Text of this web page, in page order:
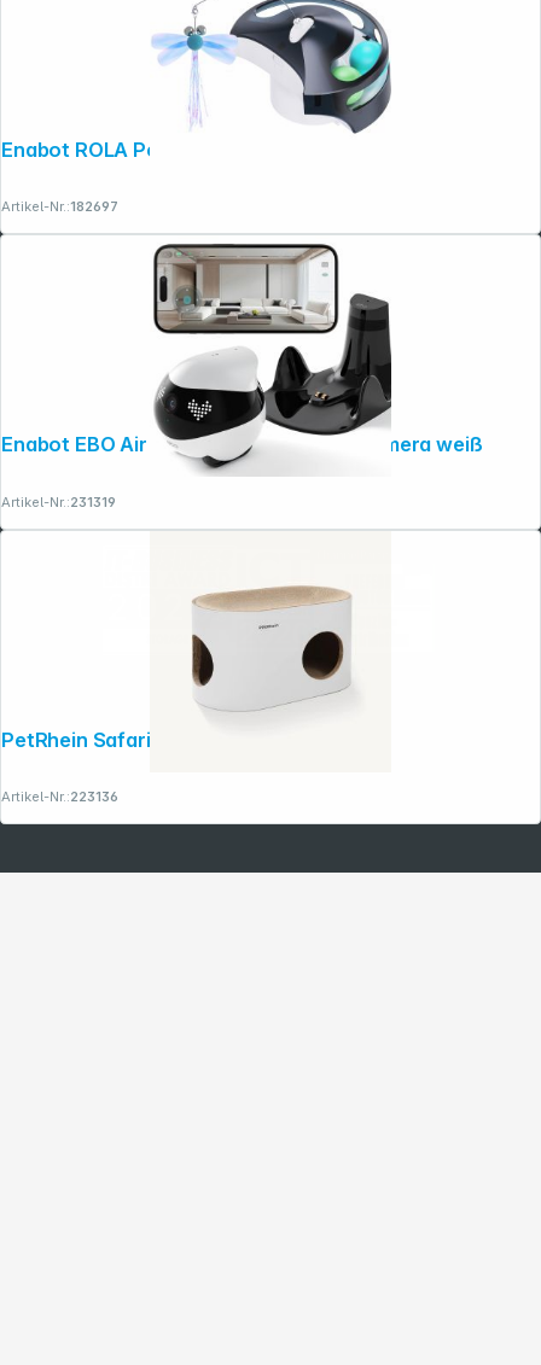
Enabot ROLA PetPal Spiele Modul
Artikel-Nr.:182697
Enabot EBO Air 2 Haustierroboter 2K Kamera weiß
Artikel-Nr.:231319
Artikel-Nr.:223136
Copyright © 2001 - 2026 dexxIT. Alle Rechte vorbehalten.